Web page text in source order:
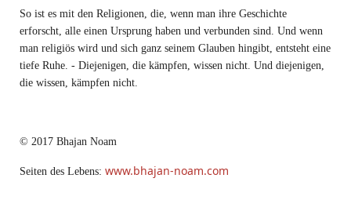
So ist es mit den Religionen, die, wenn man ihre Geschichte
erforscht, alle einen Ursprung haben und verbunden sind. Und wenn
man religiös wird und sich ganz seinem Glauben hingibt, entsteht eine
tiefe Ruhe. - Diejenigen, die kämpfen, wissen nicht. Und diejenigen,
die wissen, kämpfen nicht.
© 2017 Bhajan Noam
Seiten des Lebens: www.bhajan-noam.com